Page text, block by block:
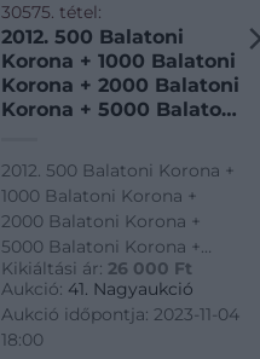
30575. tétel:
2012. 500 Balatoni
Korona + 1000 Balatoni
Korona + 2000 Balatoni
Korona + 5000 Balatoni
20.000 Balatoni Korona
mind azonos „004727”
sorszámmal. Teljes sor!
T:UNC / Hungary 2012.
500 Balatoni Korona +
1000 Balatoni Korona
2012. 500 Balatoni Korona +
1000 Balatoni Korona +
2000 Balatoni Korona +
5000 Balatoni Korona +
10.000 Balatoni Korona +
20.000 Balatoni Korona
mind azonos "004727"
sorszámmal. Teljes sor!
Kikiáltási ár: 26 000 Ft
Aukció: 41. Nagyaukció
Aukció időpontja: 2023-11-04
18:00